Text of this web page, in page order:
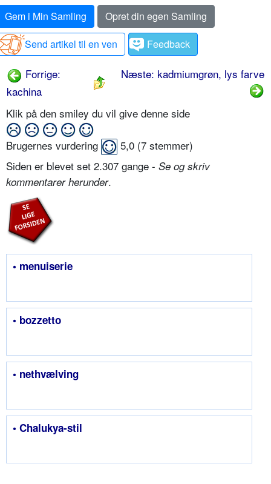
Gem i Min Samling
Opret din egen Samling
Send artikel til en ven
Feedback
Forrige:
kachina
Næste: kadmiumgrøn, lys farve
Klik på den smiley du vil give denne side
Brugernes vurdering 5,0 (7 stemmer)
Siden er blevet set 2.307 gange - Se og skriv
kommentarer herunder.
• menuiserie
• bozzetto
• nethvælving
• Chalukya-stil